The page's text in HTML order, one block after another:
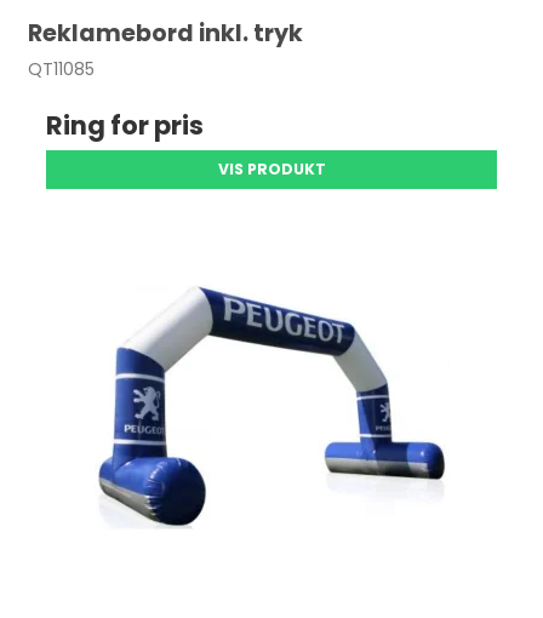
Reklamebord inkl. tryk
QT11085
Ring for pris
VIS PRODUKT